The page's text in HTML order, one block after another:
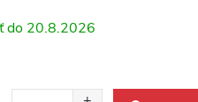
20.8.2026